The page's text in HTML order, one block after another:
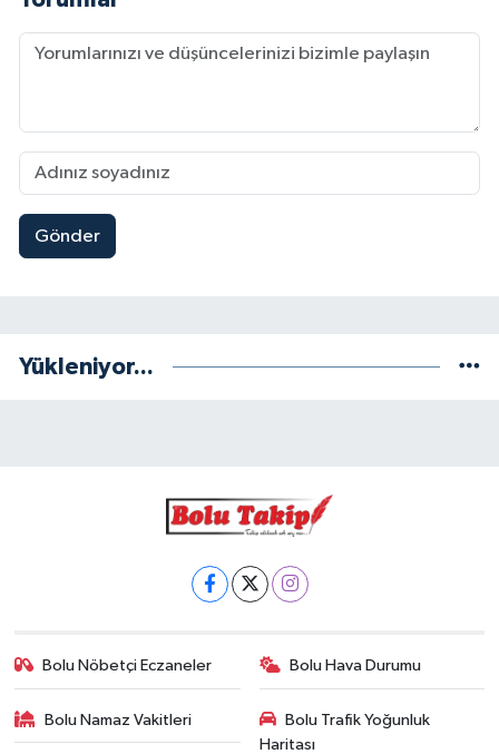
Gönder
Yükleniyor...
Bolu Nöbetçi Eczaneler Bolu Hava Durumu
Bolu Namaz Vakitleri
Bolu Trafik Yoğunluk
Haritası